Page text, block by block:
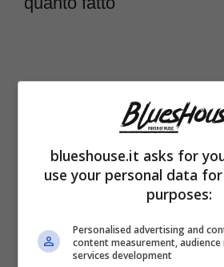
blueshouse.it asks for
use your personal data
purposes:
Personalised advertising and
content measurement, audience
services development